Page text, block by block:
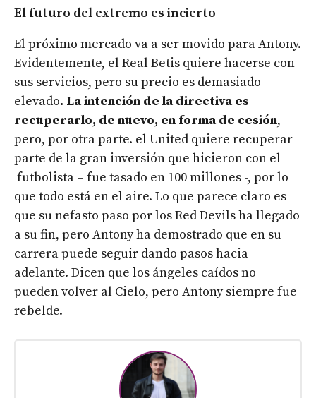
El futuro del extremo es incierto
El próximo mercado va a ser movido para Antony.
Evidentemente, el Real Betis quiere hacerse con
sus servicios, pero su precio es demasiado
elevado. La intención de la directiva es
recuperarlo, de nuevo, en forma de cesión,
pero, por otra parte. el United quiere recuperar
parte de la gran inversión que hicieron con el
futbolista – fue tasado en 100 millones -, por lo
que todo está en el aire. Lo que parece claro es
que su nefasto paso por los Red Devils ha llegado
a su fin, pero Antony ha demostrado que en su
carrera puede seguir dando pasos hacia
adelante. Dicen que los ángeles caídos no
pueden volver al Cielo, pero Antony siempre fue
rebelde.